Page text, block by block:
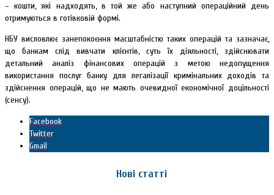
– кошти, які надходять, в той же або наступний операційний день
отримуються в готівковій формі.
НБУ висловлює занепокоєння масштабністю таких операцій та зазначає,
що банкам слід вивчати клієнтів, суть їх діяльності, здійснювати
детальний аналіз фінансових операцій з метою недопущення
використання послуг банку для легалізації кримінальних доходів та
здійснення операцій, що не мають очевидної економічної доцільності
(сенсу).
Facebook
Twitter
Gmail
Нові статті